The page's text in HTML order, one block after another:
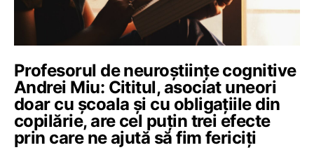
Profesorul de neuroștiințe cognitive
Andrei Miu: Cititul, asociat uneori
doar cu școala și cu obligațiile din
copilărie, are cel puțin trei efecte
prin care ne ajută să fim fericiți